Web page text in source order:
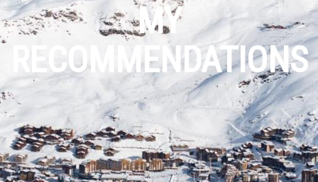
MY
RECOMMENDATIONS